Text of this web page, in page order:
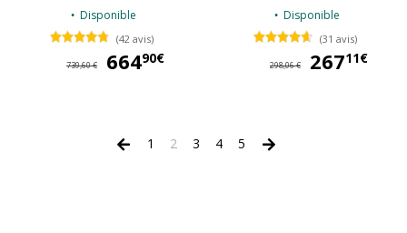
Disponible
(42 avis)
739,60 € 66490€
Disponible
(31 avis)
298,06 € 26711€
1 2 3 4 5